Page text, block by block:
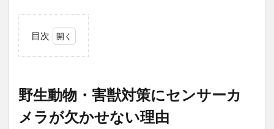
目次
物・
害獣
対策
にセ
野生動物・害獣対策にセンサーカ
メラが欠かせない理由